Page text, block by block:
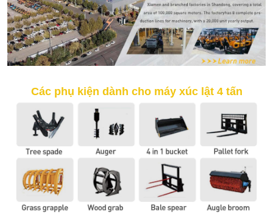
Các phụ kiện dành cho máy xúc lật 4 tấn